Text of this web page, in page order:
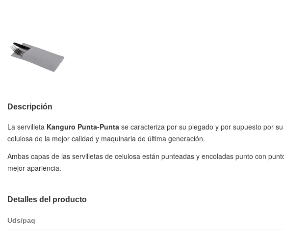
Descripción
La servilleta Kanguro Punta-Punta se caracteriza por su plegado y por supuesto por
celulosa de la mejor calidad y maquinaria de última generación.
Ambas capas de las servilletas de celulosa están punteadas y encoladas punto con
mejor apariencia.
Detalles del producto
Uds/paq